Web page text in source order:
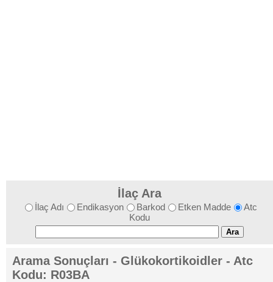
İlaç Ara
İlaç Adı Endikasyon Barkod Etken Madde
Atc
Kodu
Arama Sonuçları - Glükokortikoidler - Atc
Kodu: R03BA